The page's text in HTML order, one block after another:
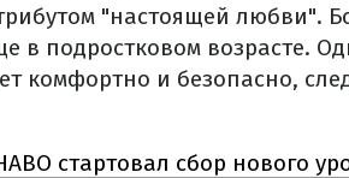
"настоящей любви".
в подростковом возрасте.
комфортно и безопасно,
стартовал сбор нового